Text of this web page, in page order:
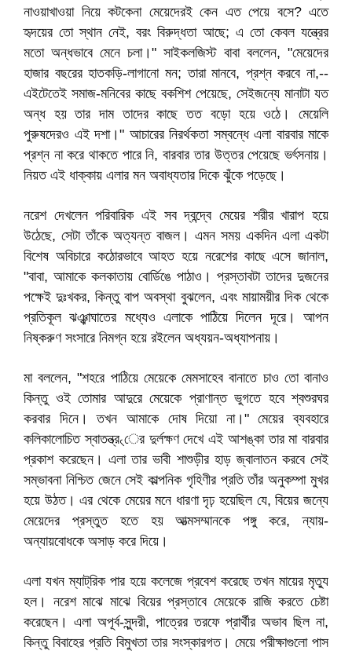
নাওয়াখাওয়া নিয়ে কটকেনা মেয়েদেরই কেন এত পেয়ে বসে? এতে
হৃদয়ের তো স্থান নেই, বরং বিরুদ্ধতা আছে; এ তো কেবল যন্ত্রের
মতো অন্ধভাবে মেনে চলা।" সাইকলজিস্ট বাবা বললেন, "মেয়েদের
হাজার বছরের হাতকড়ি-লাগানো মন; তারা মানবে, প্রশ্ন করবে না,--
এইটেতেই সমাজ-মনিবের কাছে বকশিশ পেয়েছে, সেইজন্যে মানাটা যত
অন্ধ হয় তার দাম তাদের কাছে তত বড়ো হয়ে ওঠে। মেয়েলি
পুরুষদেরও এই দশা।" আচারের নিরর্থকতা সম্বন্ধে এলা বারবার মাকে
প্রশ্ন না করে থাকতে পারে নি, বারবার তার উত্তর পেয়েছে ভর্ৎসনায়।
নিয়ত এই ধাক্কায় এলার মন অবাধ্যতার দিকে ঝুঁকে পড়েছে।
নরেশ দেখলেন পরিবারিক এই সব দ্বন্দ্বে মেয়ের শরীর খারাপ হয়ে
উঠেছে, সেটা তাঁকে অত্যন্ত বাজল। এমন সময় একদিন এলা একটা
বিশেষ অবিচারে কঠোরভাবে আহত হয়ে নরেশের কাছে এসে জানাল,
"বাবা, আমাকে কলকাতায় বোর্ডিঙে পাঠাও। প্রস্তাবটা তাদের দুজনের
পক্ষেই দুঃখকর, কিন্তু বাপ অবস্থা বুঝলেন, এবং মায়াময়ীর দিক থেকে
প্রতিকূল ঝঞ্ঝাঘাতের মধ্যেও এলাকে পাঠিয়ে দিলেন দূরে। আপন
নিষ্করুণ সংসারে নিমগ্ন হয়ে রইলেন অধ্যয়ন-অধ্যাপনায়।
মা বললেন, "শহরে পাঠিয়ে মেয়েকে মেমসাহেব বানাতে চাও তো বানাও
কিন্তু ওই তোমার আদুরে মেয়েকে প্রাণান্ত ভুগতে হবে শ্বশুরঘর
করবার দিনে। তখন আমাকে দোষ দিয়ো না।" মেয়ের ব্যবহারে
কলিকালোচিত স্বাতন্ত্র৻ের দুর্লক্ষণ দেখে এই আশঙ্কা তার মা বারবার
প্রকাশ করেছেন। এলা তার ভাবী শাশুড়ীর হাড় জ্বালাতন করবে সেই
সম্ভাবনা নিশ্চিত জেনে সেই কাল্পনিক গৃহিণীর প্রতি তাঁর অনুকম্পা মুখর
হয়ে উঠত। এর থেকে মেয়ের মনে ধারণা দৃঢ় হয়েছিল যে, বিয়ের জন্যে
মেয়েদের প্রস্তুত হতে হয় আত্মসম্মানকে পঙ্গু করে, ন্যায়-
অন্যায়বোধকে অসাড় করে দিয়ে।
এলা যখন ম্যাট্‌রিক পার হয়ে কলেজে প্রবেশ করেছে তখন মায়ের মৃত্যু
হল। নরেশ মাঝে মাঝে বিয়ের প্রস্তাবে মেয়েকে রাজি করতে চেষ্টা
করেছেন। এলা অপূর্ব-সুন্দরী, পাত্রের তরফে প্রার্থীর অভাব ছিল না,
কিন্তু বিবাহের প্রতি বিমুখতা তার সংস্কারগত। মেয়ে পরীক্ষাগুলো পাস